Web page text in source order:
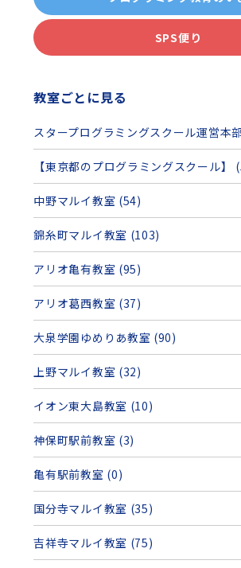
SPS便り
教室ごとに見る
スタープログラミングスクール運営本
【東京都のプログラミングスクール】
中野マルイ教室 (54)
錦糸町マルイ教室 (103)
アリオ亀有教室 (95)
アリオ葛西教室 (37)
大泉学園ゆめりあ教室 (90)
上野マルイ教室 (32)
イオン東大島教室 (10)
神保町駅前教室 (3)
亀有駅前教室 (0)
国分寺マルイ教室 (35)
吉祥寺マルイ教室 (75)